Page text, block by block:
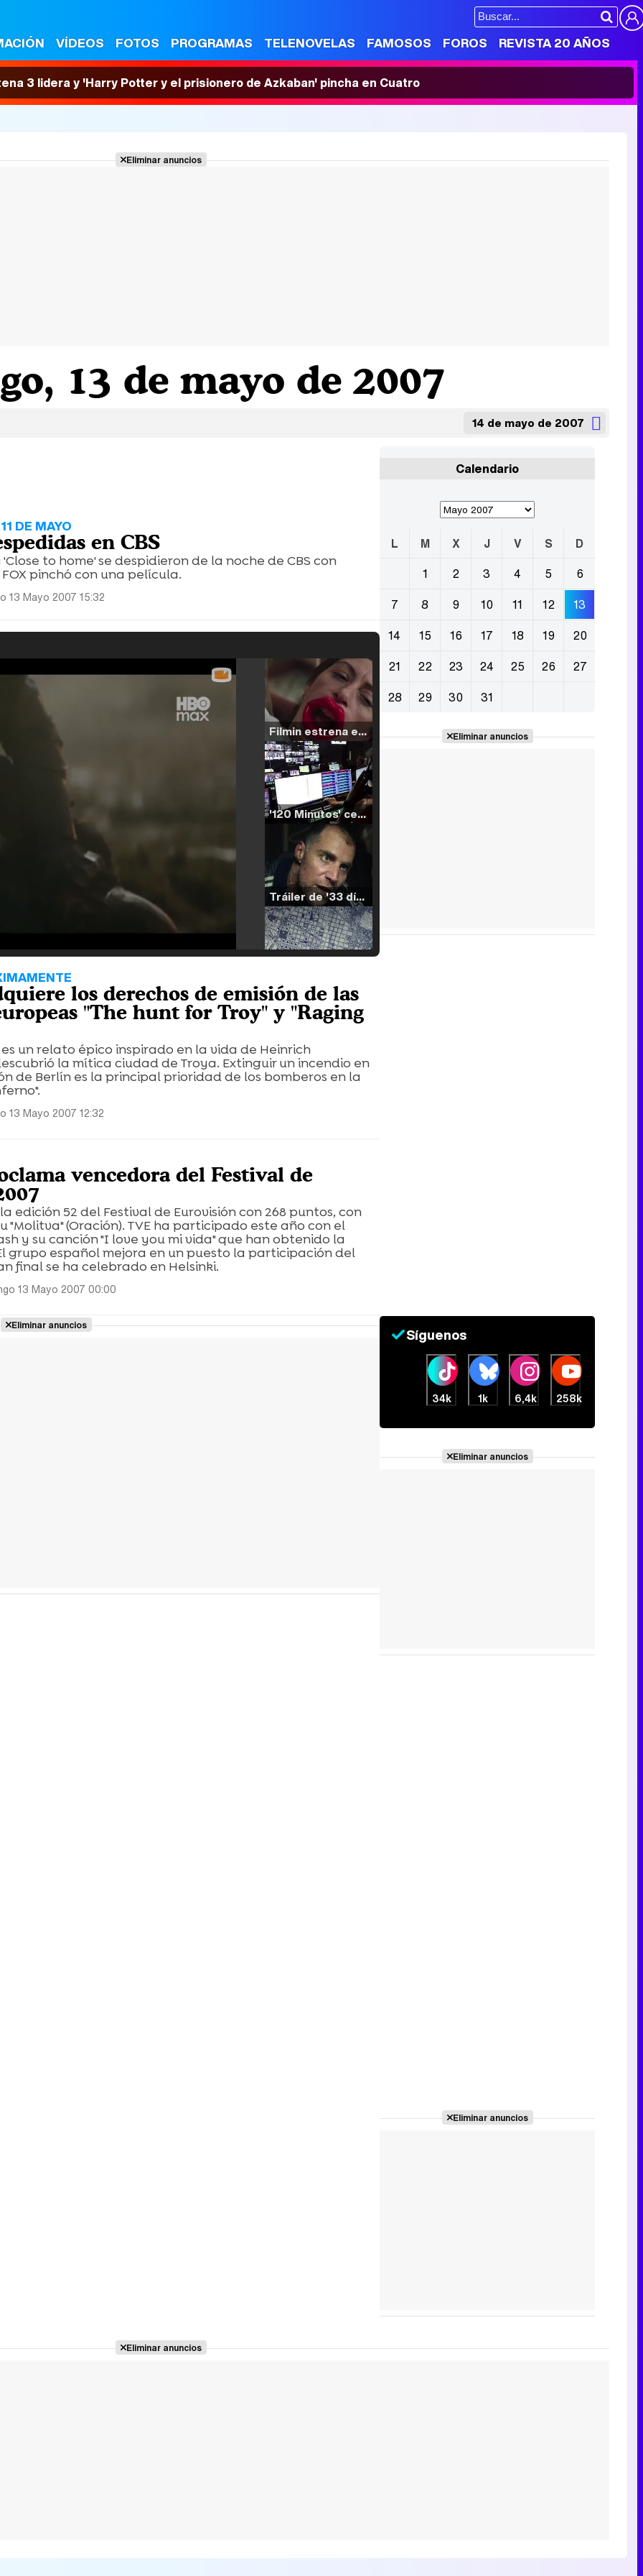
VÍDEOS FOTOS PROGRAMAS TELENOVELAS FAMOSOS FOROS REVISTA 20 AÑOS
3 lidera y 'Harry Potter y el prisionero de Azkaban' pincha en Cuatro
Eliminar anuncios
13 de mayo de 2007
14 de mayo de 2007
DE MAYO
en CBS
to home' se despidieron de la noche de CBS con
pinchó con una película.
13 Mayo 2007 15:32
Filmin estrena el tráiler de 'Millennial Mal', su nueva comedia universitaria de la mano de Lorena Iglesias
'120 Minutos' celebra sus 2.000 programas en Telemadrid con un vídeo del día a día en la redacción
Tráiler de '33 días', la nueva serie de Atresplayer con Julián Villagrán y José Manuel Poga
Tráiler de la tercera temporada de 'The Walking Dead: Dead City' de AMC+
los derechos de emisión de las
"The hunt for Troy" y "Raging
es un relato épico inspirado en la vida de Heinrich
la mítica ciudad de Troya. Extinguir un incendio en
de Berlín es la principal prioridad de los bomberos en la
13 Mayo 2007 12:32
vencedora del Festival de
edición 52 del Festival de Eurovisión con 268 puntos, con
"Molitva" (Oración). TVE ha participado este año con el
y su canción "I love you mi vida" que han obtenido la
grupo español mejora en un puesto la participación del
final se ha celebrado en Helsinki.
13 Mayo 2007 00:00
Eliminar anuncios
Calendario
L M X J V S
D
1
2 3 4 5
6
7
8 9 10 11 12
13
14
15 16 17 18 19
20
21
22 23 24 25 26
27
28
29 30 31
Eliminar anuncios
Síguenos
34k 1k 6,4k 258k
Eliminar anuncios
Eliminar anuncios
Eliminar anuncios